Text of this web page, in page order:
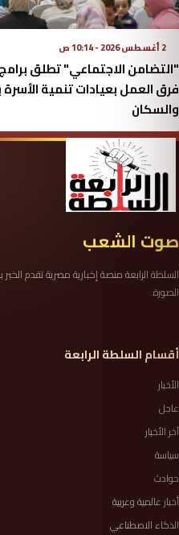
2 أغسطس 2026 - 10:14 ص
"التضامن الاجتماعي" تطلق
فرق العمل بعيادات تنمية
والسكان
صوت الشعب
السلطة الرابعة منصة إخبارية مصرية تقدم
الصورة.
أقسام السلطة الرابعة
الأخبار
عاجل
آخر الأخبار
سياسة
حوادث
أخبار عالمية وعربية
الذكاء الاصطناعي